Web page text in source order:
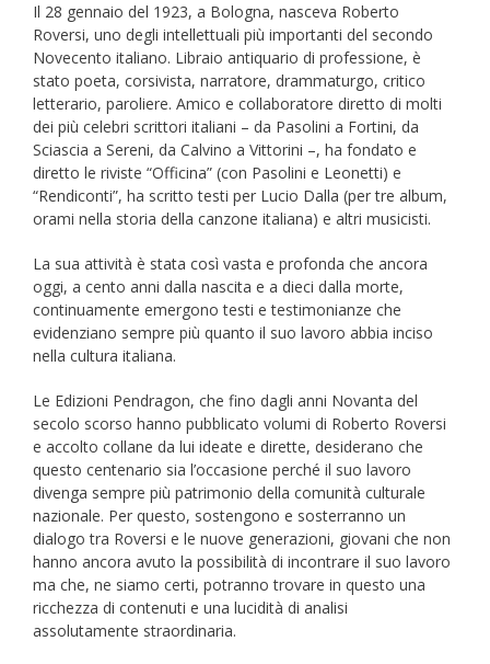
Il 28 gennaio del 1923, a Bologna, nasceva Roberto
Roversi, uno degli intellettuali più importanti del secondo
Novecento italiano. Libraio antiquario di professione, è
stato poeta, corsivista, narratore, drammaturgo, critico
letterario, paroliere. Amico e collaboratore diretto di molti
dei più celebri scrittori italiani – da Pasolini a Fortini, da
Sciascia a Sereni, da Calvino a Vittorini –, ha fondato e
diretto le riviste “Officina” (con Pasolini e Leonetti) e
“Rendiconti”, ha scritto testi per Lucio Dalla (per tre album,
orami nella storia della canzone italiana) e altri musicisti.
La sua attività è stata così vasta e profonda che ancora
oggi, a cento anni dalla nascita e a dieci dalla morte,
continuamente emergono testi e testimonianze che
evidenziano sempre più quanto il suo lavoro abbia inciso
nella cultura italiana.
Le Edizioni Pendragon, che fino dagli anni Novanta del
secolo scorso hanno pubblicato volumi di Roberto Roversi
e accolto collane da lui ideate e dirette, desiderano che
questo centenario sia l’occasione perché il suo lavoro
divenga sempre più patrimonio della comunità culturale
nazionale. Per questo, sostengono e sosterranno un
dialogo tra Roversi e le nuove generazioni, giovani che non
hanno ancora avuto la possibilità di incontrare il suo lavoro
ma che, ne siamo certi, potranno trovare in questo una
ricchezza di contenuti e una lucidità di analisi
assolutamente straordinaria.